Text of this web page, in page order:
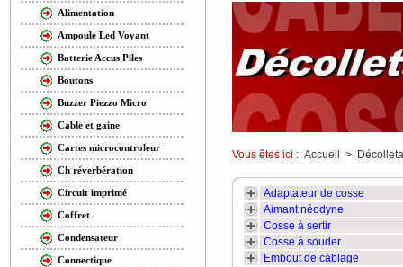
Alimentation
Ampoule Led Voyant
Batterie Accus Piles
Boutons
Buzzer Piezzo Micro
Cable et gaine
Cartes microcontroleur
Ch réverbération
Circuit imprimé
Coffret
Condensateur
Connectique
Vous êtes ici : Accueil >
Adaptateur de cosse
Aimant néodyne
Cosse à sertir
Cosse à souder
Embout de càblage